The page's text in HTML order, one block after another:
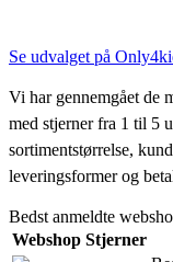
Se udvalget på
Vi har gennemgået de
med stjerner fra 1 til 5
sortimentstørrelse,
leveringsformer og
Bedst anmeldte
Webshop Stjerner